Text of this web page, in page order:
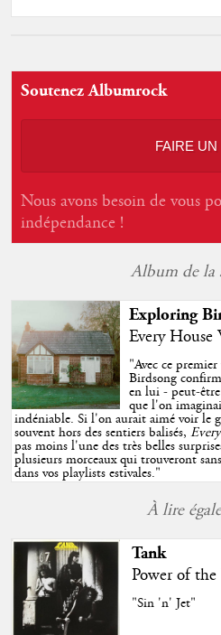
Soutenez Albumrock
FAIRE UN
Nous avons besoin de vous
indépendance !
Album de la
Exploring
Every
"Avec ce
Birdsong
en lui - peut-être
que l'on
indéniable. Si l'on aurait aimé voir le
souvent hors des sentiers balisés,
pas moins l'une des très belles
plusieurs morceaux qui trouveront
dans vos playlists estivales."
À lire
Tank
Power of
"Sin 'n' Jet"